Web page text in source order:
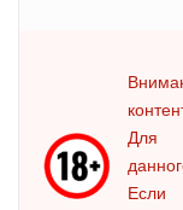
Для
Если